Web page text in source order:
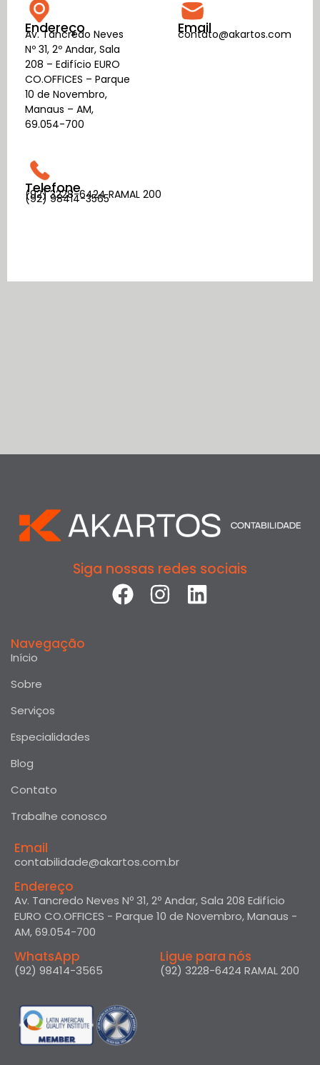
Endereço
Av. Tancredo Neves
Nº 31, 2º Andar, Sala
208 – Edifício EURO
CO.OFFICES – Parque
10 de Novembro,
Manaus – AM,
69.054-700
Email
contato@akartos.com
Telefone
(92) 3228-6424 RAMAL 200
(92) 98414-3565
Siga nossas redes sociais
Navegação
Início
Sobre
Serviços
Especialidades
Blog
Contato
Trabalhe conosco
Email
contabilidade@akartos.com.br
Endereço
Av. Tancredo Neves Nº 31, 2º Andar, Sala 208 Edifício
EURO CO.OFFICES - Parque 10 de Novembro, Manaus -
AM, 69.054-700
WhatsApp
(92) 98414-3565
Ligue para nós
(92) 3228-6424 RAMAL 200